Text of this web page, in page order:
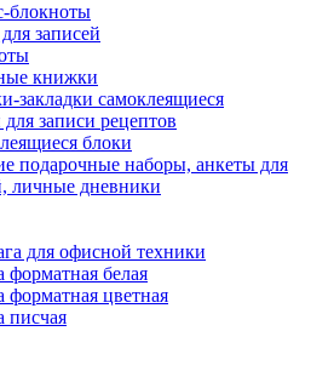
блокноты
записей
книжки
закладки самоклеящиеся
записи рецептов
блоки
подарочные наборы, анкеты для
личные дневники
для офисной техники
форматная белая
форматная цветная
писчая